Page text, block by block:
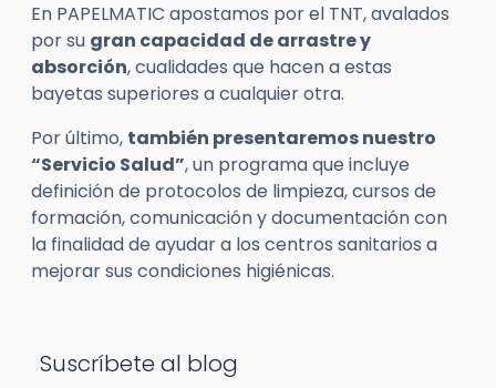
En PAPELMATIC apostamos por el TNT, avalados
por su gran capacidad de arrastre y
absorción, cualidades que hacen a estas
bayetas superiores a cualquier otra.
Por último, también presentaremos nuestro
“Servicio Salud”, un programa que incluye
definición de protocolos de limpieza, cursos de
formación, comunicación y documentación con
la finalidad de ayudar a los centros sanitarios a
mejorar sus condiciones higiénicas.
Suscríbete al blog